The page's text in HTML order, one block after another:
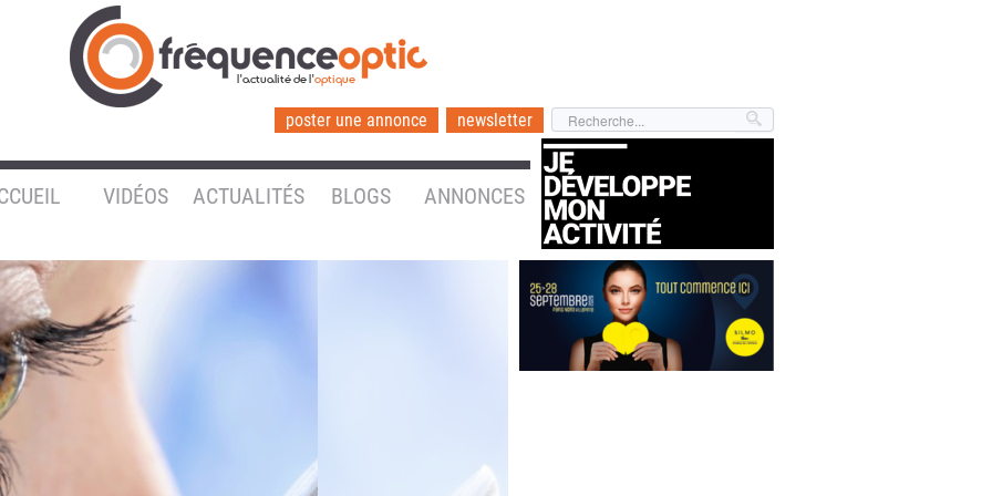
l'actualité de l'optique
poster une annonce newsletter
VIDÉOS ACTUALITÉS BLOGS ANNONCES